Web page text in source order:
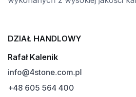
DZIAŁ HANDLOWY
Rafał Kalenik
info@4stone.com.pl
+48 605 564 400